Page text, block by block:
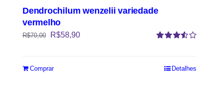
Dendrochilum wenzelii variedade
vermelho
R$70,00 R$58,90
Comprar Detalhes